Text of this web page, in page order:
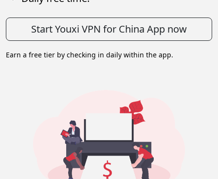
Start Youxi VPN for China App now
Earn a free tier by checking in daily within the app.